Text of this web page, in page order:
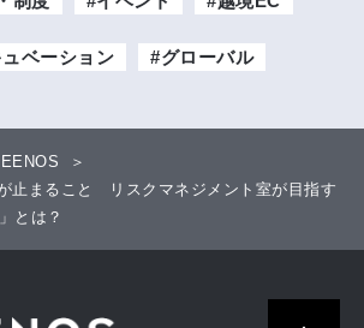
ベーション #グローバル
止まること リスクマネジメント室が目指す
とは？